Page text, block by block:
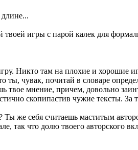
твоей игры с парой калек для
Никто там на плохие и хорошие
ты, чувак, почитай в словаре
мнение, причем, довольно
скопипастив чужие тексты. За
же себя считаешь маститым
так что долю твоего авторского